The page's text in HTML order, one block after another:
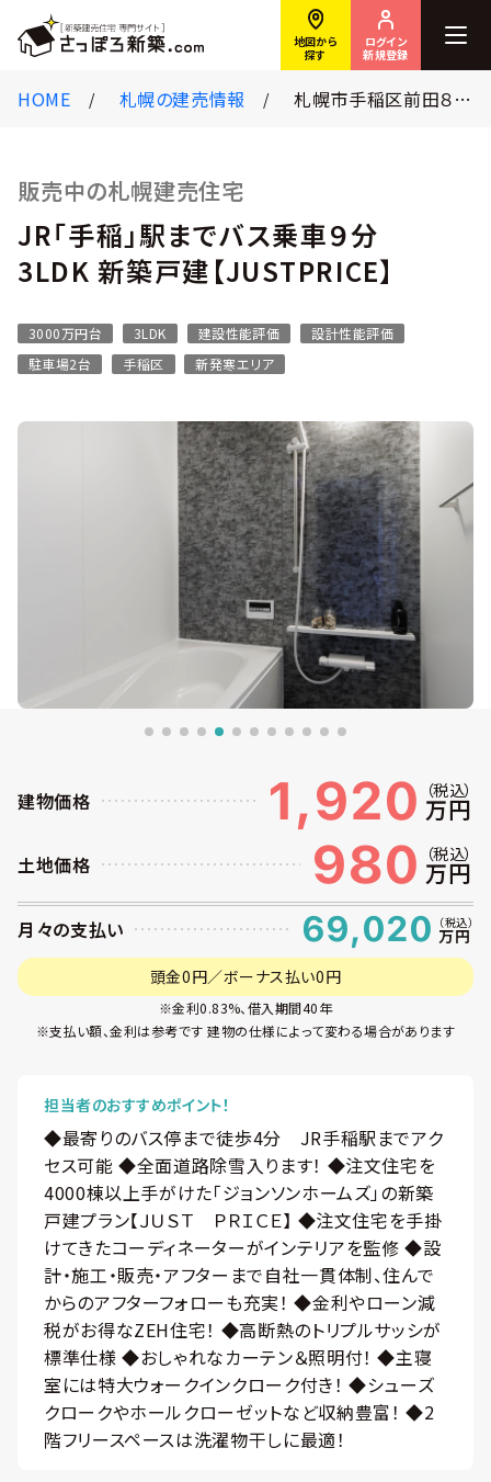
地図から
探す
ログイン
新規登録
HOME 札幌の建売情報 札幌市手稲区前田８条１８丁目６６５番６２
販売中の札幌建売住宅
JR「手稲」駅までバス乗車９分
3LDK 新築戸建【JUSTPRICE】
3000万円台 3LDK 建設性能評価
設計性能評価
駐車場2台
手稲区 新発寒エリア
建物価格 1,920 （税込）
万円
土地価格 980 （税込）
万円
月々の支払い 69,020 （税込）
万円
頭金0円／ボーナス払い0円
※金利0.83%、借入期間40年
※支払い額、金利は参考です 建物の仕様によって変わる場合があります
担当者のおすすめポイント！
◆最寄りのバス停まで徒歩4分 JR手稲駅までアク
セス可能 ◆全面道路除雪入ります！ ◆注文住宅を
4000棟以上手がけた「ジョンソンホームズ」の新築
戸建プラン【ＪＵＳＴ ＰＲＩＣＥ】 ◆注文住宅を手掛
けてきたコーディネーターがインテリアを監修 ◆設
計・施工・販売・アフターまで自社一貫体制、住んで
からのアフターフォローも充実！ ◆金利やローン減
税がお得なZEH住宅！ ◆高断熱のトリプルサッシが
標準仕様 ◆おしゃれなカーテン＆照明付！ ◆主寝
室には特大ウォークインクローク付き！ ◆シューズ
クロークやホールクローゼットなど収納豊富！ ◆2
階フリースペースは洗濯物干しに最適！